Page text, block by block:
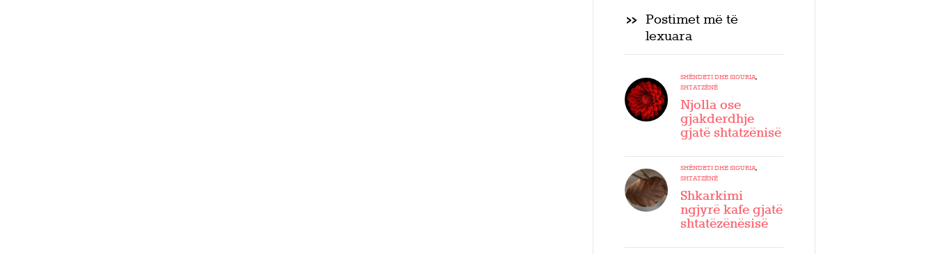
Postimet më të
lexuara
SHËNDETI DHE SIGURIA,
SHTATZËNË
Njolla ose
gjakderdhje
gjatë shtatzënisë
SHËNDETI DHE SIGURIA,
SHTATZËNË
Shkarkimi
ngjyrë kafe gjatë
shtatëzënësisë